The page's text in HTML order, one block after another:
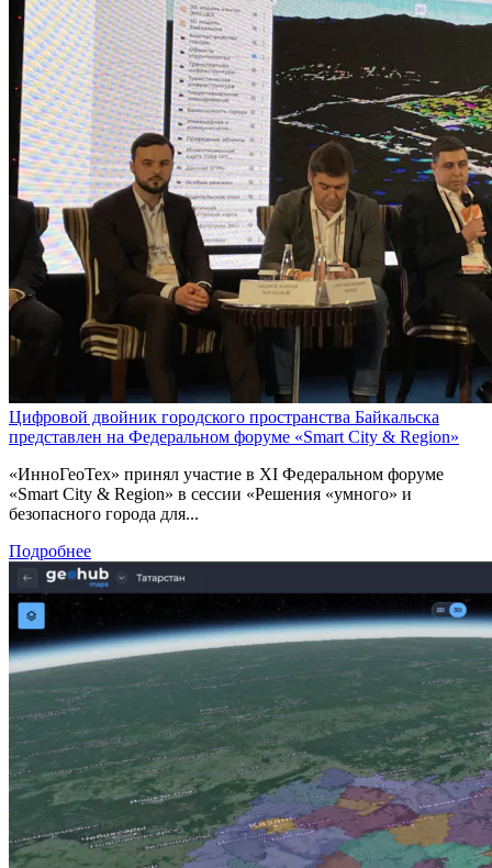
Цифровой двойник городского пространства Байкальска
представлен на Федеральном форуме «Smart City & Region»
«ИнноГеоТех» принял участие в XI Федеральном форуме
«Smart City & Region» в сессии «Решения «умного» и
безопасного города для...
Подробнее